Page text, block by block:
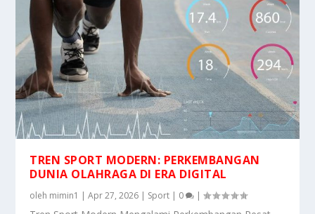
TREN SPORT MODERN: PERKEMBANGAN
DUNIA OLAHRAGA DI ERA DIGITAL
oleh mimin1 |Apr 27, 2026 | Sport | 0 |